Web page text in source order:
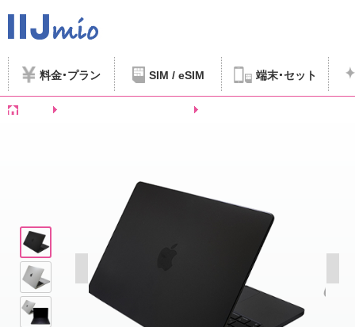
料金 プラン SIM / eSIM 端末 セット